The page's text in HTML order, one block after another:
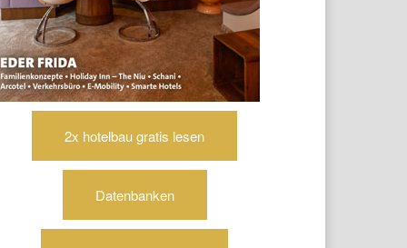
2x hotelbau gratis lesen
Datenbanken